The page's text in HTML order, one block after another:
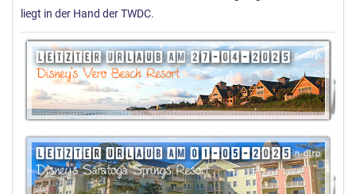
liegt in der Hand der TWDC.